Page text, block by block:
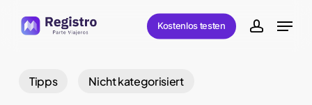
Kostenlos testen account
Menu
Tipps Nicht kategorisiert